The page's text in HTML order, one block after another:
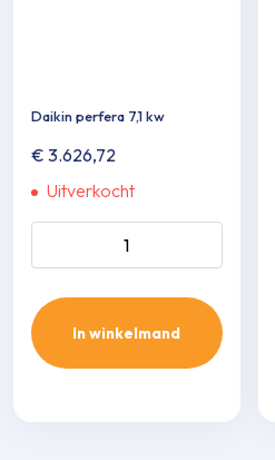
Daikin perfera 7,1 kw
€ 3.626,72
Uitverkocht
In winkelmand